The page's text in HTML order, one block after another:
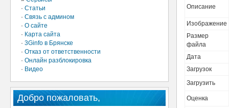
· Статьи
· Связь с админом
· О сайте
· Карта сайта
· 3Ginfo в Брянске
· Отказ от ответственности
· Онлайн разблокировка
· Видео
Добро пожаловать,
Описание
Изображение
Размер
файла
Дата
Загрузок
Загрузить
Оценка